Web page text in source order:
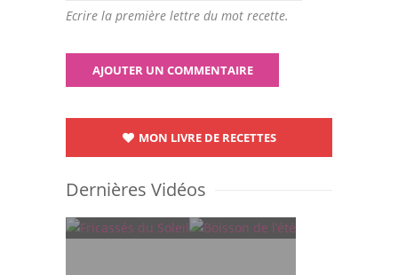
Ecrire la première lettre du mot recette.
MON LIVRE DE RECETTES
Dernières Vidéos